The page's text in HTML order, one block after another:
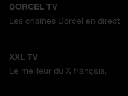
DORCEL TV
Les chaînes Dorcel en direct
XXL TV
Le meilleur du X français.